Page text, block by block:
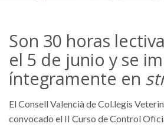
Son 30 horas
el 5 de junio y se
íntegramente en
El Consell Valencià de Col.legis
convocado el II Curso de Control